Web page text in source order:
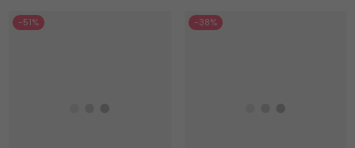
-51% -38%